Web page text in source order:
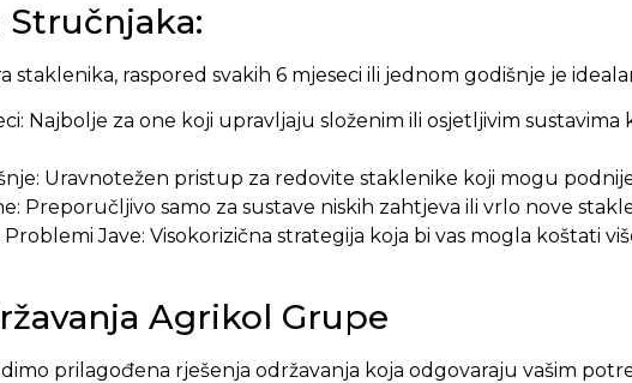
staklenika, raspored svakih 6 mjeseci ili jednom godišnje je
Najbolje za one koji upravljaju složenim ili osjetljivim
Uravnotežen pristup za redovite staklenike koji mogu
Preporučljivo samo za sustave niskih zahtjeva ili vrlo nove
Problemi Jave: Visokorizična strategija koja bi vas mogla koštati
Agrikol Grupe
prilagođena rješenja održavanja koja odgovaraju vašim